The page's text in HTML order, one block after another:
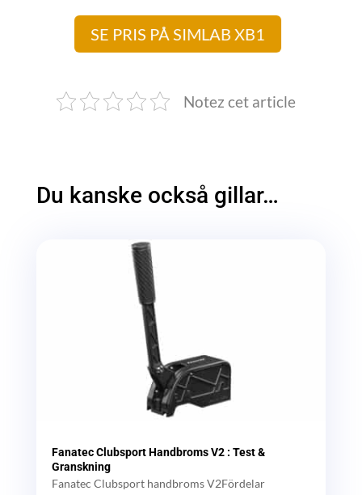
SE PRIS PÅ SIMLAB XB1
Notez cet article
Du kanske också gillar…
Fanatec Clubsport Handbroms V2 : Test &
Granskning
Fanatec Clubsport handbroms V2Fördelar